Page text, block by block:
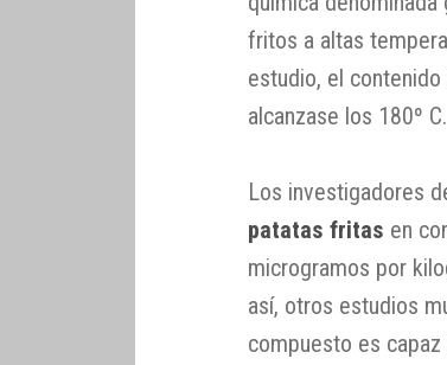
fritos a altas
estudio, el
alcanzase los 180º C.
Los investigadores
patatas fritas en
microgramos por
así, otros estudios
compuesto es